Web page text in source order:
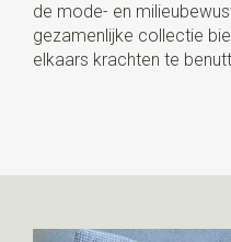
de mode- en
gezamenlijke collectie
elkaars krachten te